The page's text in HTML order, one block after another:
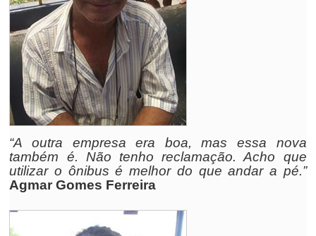
“A outra empresa era boa, mas essa nova
também é. Não tenho reclamação. Acho que
utilizar o ônibus é melhor do que andar a pé.”
Agmar Gomes Ferreira